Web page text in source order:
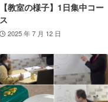
【教室の様子】1日集中コー
ス
2025 年 7 月 12 日